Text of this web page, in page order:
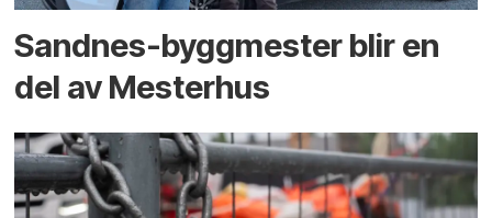
Sandnes-byggmester blir en
del av Mesterhus